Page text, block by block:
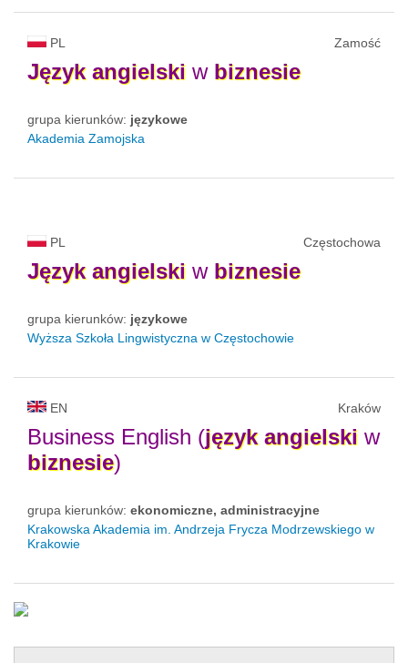
PL Zamość
Język angielski w biznesie
grupa kierunków: językowe
Akademia Zamojska
PL Częstochowa
Język angielski w biznesie
grupa kierunków: językowe
Wyższa Szkoła Lingwistyczna w Częstochowie
EN Kraków
Business English (język angielski w
biznesie)
grupa kierunków: ekonomiczne, administracyjne
Krakowska Akademia im. Andrzeja Frycza Modrzewskiego w
Krakowie